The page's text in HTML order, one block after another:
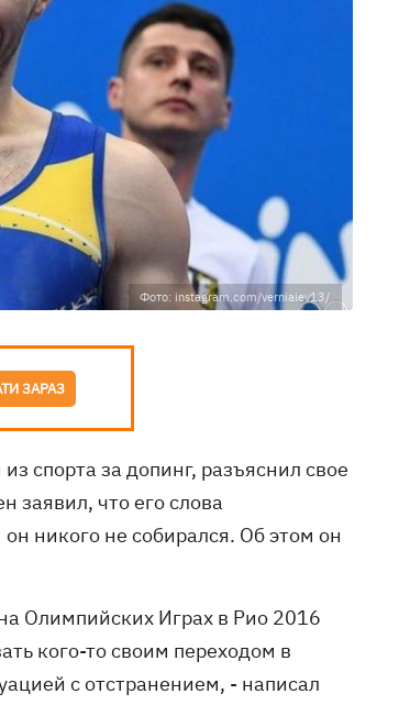
Фото: instagram.com/verniaiev13/
ЗАРАЗ
спорта за допинг, разъяснил свое
заявил, что его слова
никого не собирался. Об этом он
Олимпийских Играх в Рио 2016
кого-то своим переходом в
с отстранением, - написал